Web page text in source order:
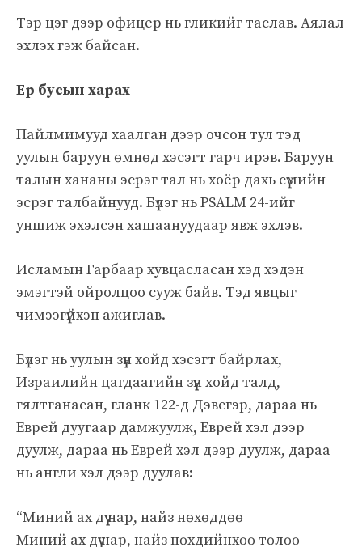
Тэр цэг дээр офицер нь гликийг таслав. Аялал
эхлэх гэж байсан.
Ер бусын харах
Пайлмимууд хаалган дээр очсон тул тэд
уулын баруун өмнөд хэсэгт гарч ирэв. Баруун
талын хананы эсрэг тал нь хоёр дахь сүмийн
эсрэг талбайнууд. Бүлэг нь PSALM 24-ийг
уншиж эхэлсэн хашаануудаар явж эхлэв.
Исламын Гарбаар хувцасласан хэд хэдэн
эмэгтэй ойролцоо сууж байв. Тэд явцыг
чимээгүйхэн ажиглав.
Бүлэг нь уулын зүүн хойд хэсэгт байрлах,
Израилийн цагдаагийн зүүн хойд талд,
гялтганасан, гланк 122-д Дэвсгэр, дараа нь
Еврей дуугаар дамжуулж, Еврей хэл дээр
дуулж, дараа нь Еврей хэл дээр дуулж, дараа
нь англи хэл дээр дуулав:
“Миний ах дүү нар, найз нөхөддөө
Миний ах дүү нар, найз нөхдийнхөө төлөө